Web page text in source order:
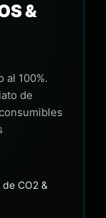
&
al 100%.
de
de CO2 &